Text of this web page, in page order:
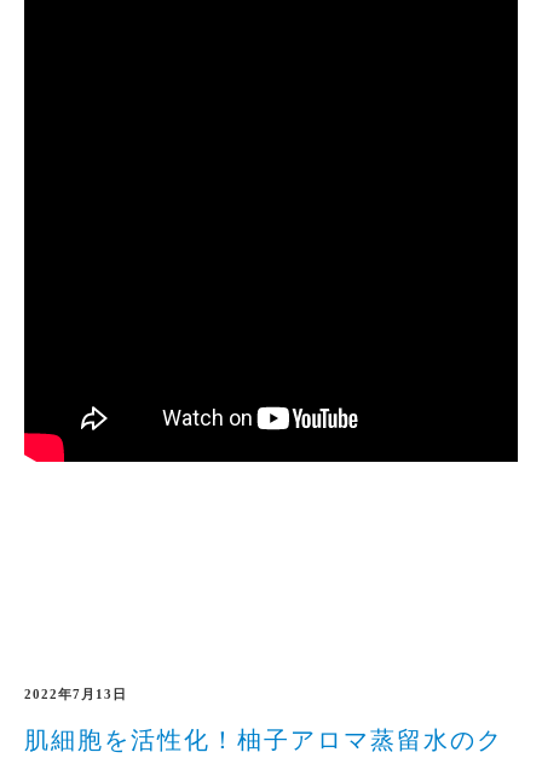
2022年7月13日
肌細胞を活性化！柚子 アロマ蒸留水のク